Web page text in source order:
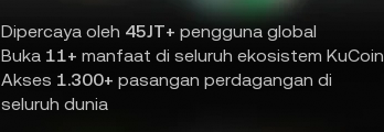
Dipercaya oleh 45JT+ pengguna global
Buka 11+ manfaat di seluruh ekosistem KuCoin
Akses 1.300+ pasangan perdagangan di
seluruh dunia